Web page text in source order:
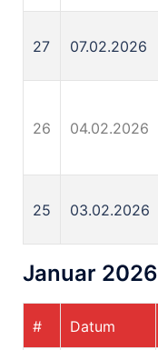
27 07.02.2026
26 04.02.2026
25 03.02.2026
Januar 2026
# Datum